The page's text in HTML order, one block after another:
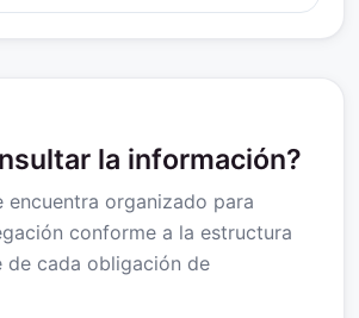
la información?
encuentra organizado para
conforme a la estructura
de cada obligación de